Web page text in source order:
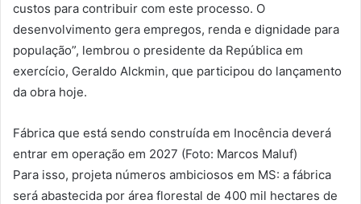
custos para contribuir com este processo. O
desenvolvimento gera empregos, renda e dignidade para
população”, lembrou o presidente da República em
exercício, Geraldo Alckmin, que participou do lançamento
da obra hoje.
Fábrica que está sendo construída em Inocência deverá
entrar em operação em 2027 (Foto: Marcos Maluf)
Para isso, projeta números ambiciosos em MS: a fábrica
será abastecida por área florestal de 400 mil hectares de